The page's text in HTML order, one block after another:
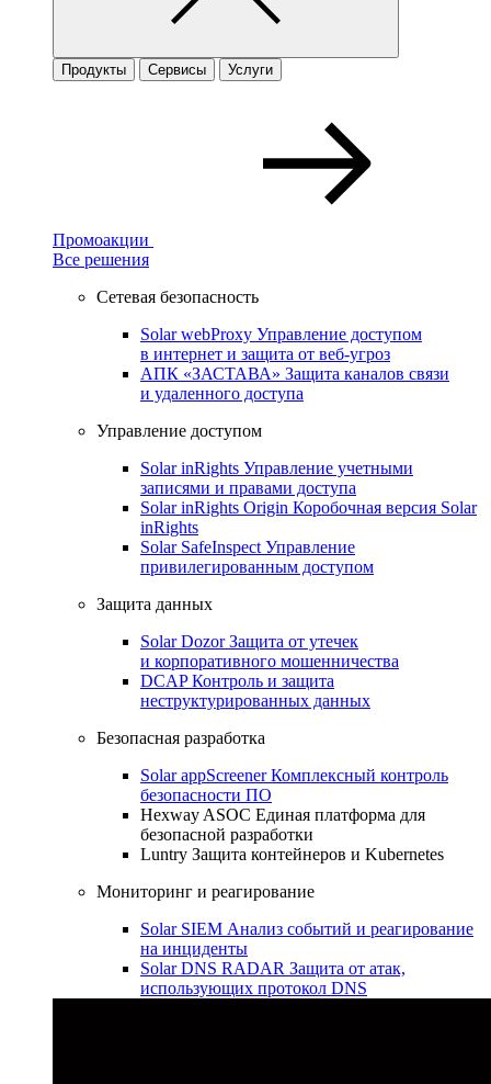
Продукты Сервисы Услуги
Промоакции
Все решения
Сетевая безопасность
Solar webProxy Управление доступом
в интернет и защита от веб-угроз
АПК «ЗАСТАВА» Защита каналов связи
и удаленного доступа
Управление доступом
Solar inRights Управление учетными
записями и правами доступа
Solar inRights Origin Коробочная версия Solar
inRights
Solar SafeInspect Управление
привилегированным доступом
Защита данных
Solar DozorЗащита от утечек
и корпоративного мошенничества
DCAPКонтроль и защита
неструктурированных данных
Безопасная разработка
Solar appScreenerКомплексный контроль
безопасности ПО
Hexway ASOC Единая платформа для
безопасной разработки
Luntry Защита контейнеров и Kubernetes
Мониторинг и реагирование
Solar SIEM Анализ событий и реагирование
на инциденты
Solar DNS RADAR Защита от атак,
использующих протокол DNS